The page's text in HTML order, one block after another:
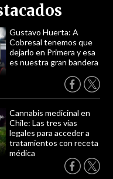
Gustavo Huerta: A
Cobresal tenemos que
dejarlo en Primera y esa
es nuestra gran bandera
Cannabis medicinal en
Chile: Las tres vías
legales para acceder a
tratamientos con receta
médica